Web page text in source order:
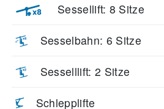
Sessellift: 8 Sitze
Sesselbahn: 6 Sitze
Sesselllift: 2 Sitze
Schlepplifte